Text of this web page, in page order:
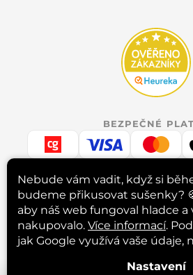
Nebude vám vadit, když si
budeme přikusovat sušenky?
aby náš web fungoval hladce a
nakupovalo. Více informací.
jak Google využívá vaše údaje,
Nastavení
BEZPEČNÉ
RYCHLÉ
INSTAGRAM